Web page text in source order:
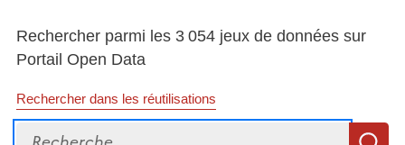
Rechercher parmi les 3 054 jeux de données sur
Portail Open Data
Rechercher dans les réutilisations
Recherche